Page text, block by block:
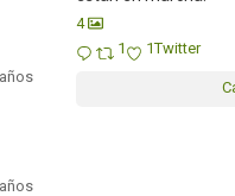
4
1
1Twitter